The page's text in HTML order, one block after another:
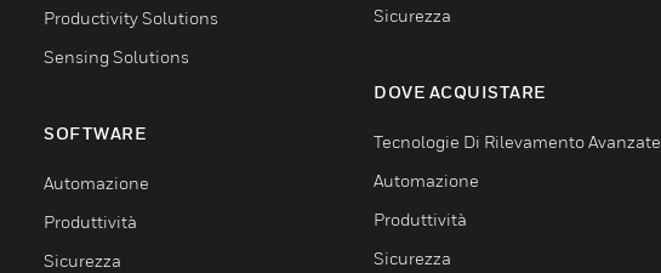
Productivity Solutions
Sensing Solutions
SOFTWARE
Automazione
Produttività
Sicurezza
Sicurezza
DOVE ACQUISTARE
Tecnologie Di Rilevamento Avanzate
Automazione
Produttività
Sicurezza